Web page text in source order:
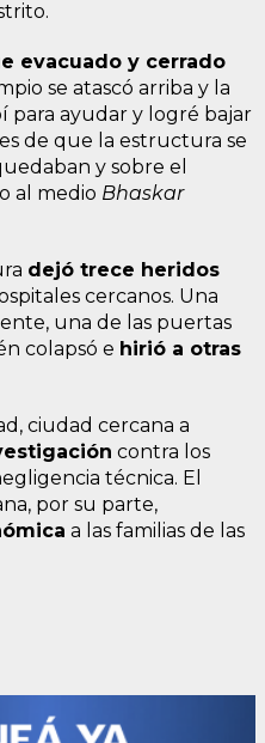
evacuado y cerrado
se atascó arriba y la
para ayudar y logré bajar
de que la estructura se
y sobre el
al medio Bhaskar
dejó trece heridos
cercanos. Una
una de las puertas
colapsó e hirió a otras
ciudad cercana a
contra los
técnica. El
por su parte,
a las familias de las